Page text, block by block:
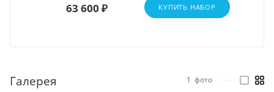
63 600 ₽ КУПИТЬ НАБОР
Галерея 1 фото